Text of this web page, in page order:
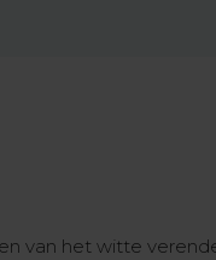
van het witte